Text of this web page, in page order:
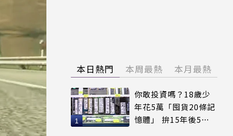
本日熱門 本周最熱 本月最熱
你敢投資嗎？18歲少
年花5萬「囤貨20條記
憶體」 拚15年後5倍